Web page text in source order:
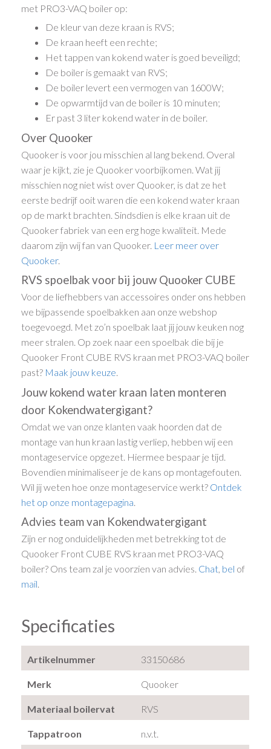
met PRO3-VAQ boiler op:
De kleur van deze kraan is RVS;
De kraan heeft een rechte;
Het tappen van kokend water is goed beveiligd;
De boiler is gemaakt van RVS;
De boiler levert een vermogen van 1600W;
De opwarmtijd van de boiler is 10 minuten;
Er past 3 liter kokend water in de boiler.
Over Quooker
Quooker is voor jou misschien al lang bekend. Overal
waar je kijkt, zie je Quooker voorbijkomen. Wat jij
misschien nog niet wist over Quooker, is dat ze het
eerste bedrijf ooit waren die een kokend water kraan
op de markt brachten. Sindsdien is elke kraan uit de
Quooker fabriek van een erg hoge kwaliteit. Mede
daarom zijn wij fan van Quooker. Leer meer over
Quooker.
RVS spoelbak voor bij jouw Quooker CUBE
Voor de liefhebbers van accessoires onder ons hebben
we bijpassende spoelbakken aan onze webshop
toegevoegd. Met zo’n spoelbak laat jij jouw keuken nog
meer stralen. Op zoek naar een spoelbak die bij je
Quooker Front CUBE RVS kraan met PRO3-VAQ boiler
past? Maak jouw keuze.
Jouw kokend water kraan laten monteren
door Kokendwatergigant?
Omdat we van onze klanten vaak hoorden dat de
montage van hun kraan lastig verliep, hebben wij een
montageservice opgezet. Hiermee bespaar je tijd.
Bovendien minimaliseer je de kans op montagefouten.
Wil jij weten hoe onze montageservice werkt? Ontdek
het op onze montagepagina
Advies team van Kokendwatergigant
Zijn er nog onduidelijkheden met betrekking tot de
Quooker Front CUBE RVS kraan met PRO3-VAQ
boiler? Ons team zal je voorzien van advies. Chat, bel of
mail.
Specificaties
Artikelnummer 33150686
Merk Quooker
Materiaal boilervat RVS
Tappatroon n.v.t.